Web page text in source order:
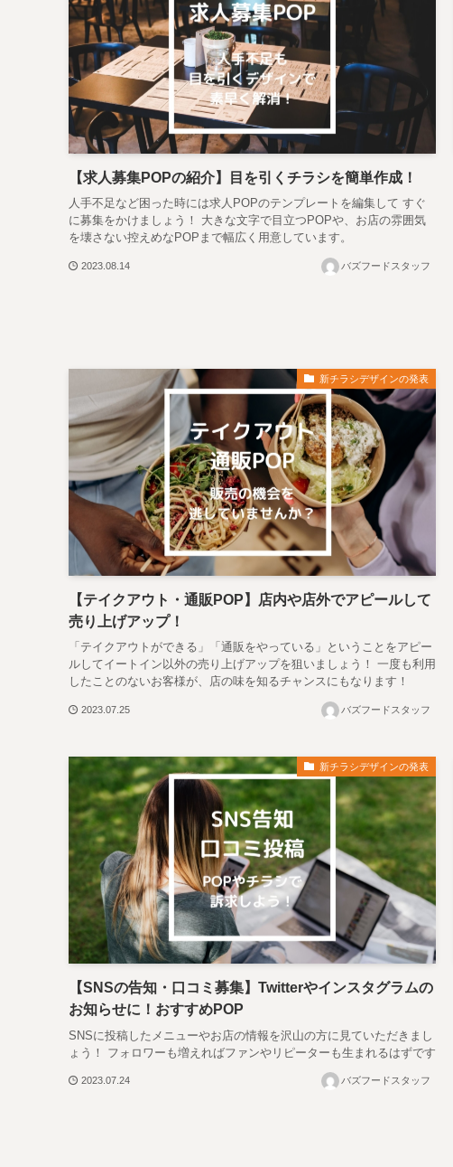
【求人募集POPの紹介】目を引くチラシを簡単作成！
人手不足など困った時には求人POPのテンプレートを編集して すぐ
に募集をかけましょう！ 大きな文字で目立つPOPや、お店の雰囲気
を壊さない控えめなPOPまで幅広く用意しています。
2023.08.14 バズフードスタッフ
新チラシデザインの発表
【テイクアウト・通販POP】店内や店外でアピールして
売り上げアップ！
「テイクアウトができる」「通販をやっている」ということをアピー
ルしてイートイン以外の売り上げアップを狙いましょう！ 一度も利用
したことのないお客様が、店の味を知るチャンスにもなります！
2023.07.25 バズフードスタッフ
新チラシデザインの発表
【SNSの告知・口コミ募集】Twitterやインスタグラムの
お知らせに！おすすめPOP
SNSに投稿したメニューやお店の情報を沢山の方に見ていただきまし
ょう！ フォロワーも増えればファンやリピーターも生まれるはずです
2023.07.24 バズフードスタッフ